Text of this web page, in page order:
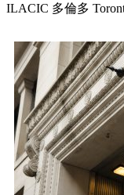
ILACIC 多倫多